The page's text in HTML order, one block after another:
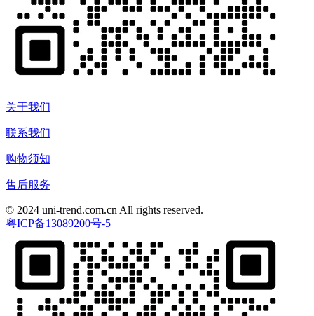
关于我们
联系我们
购物须知
售后服务
© 2024 uni-trend.com.cn All rights reserved.
粤ICP备13089200号-5